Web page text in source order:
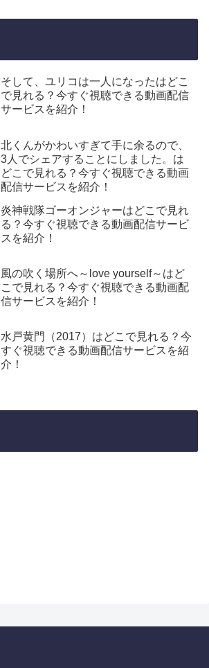
そして、ユリコは一人になったはどこ
で見れる？今すぐ視聴できる動画配信
サービスを紹介！
北くんがかわいすぎて手に余るので、
3人でシェアすることにしました。は
どこで見れる？今すぐ視聴できる動画
配信サービスを紹介！
炎神戦隊ゴーオンジャーはどこで見れ
る？今すぐ視聴できる動画配信サービ
スを紹介！
風の吹く場所へ～love yourself～はど
こで見れる？今すぐ視聴できる動画配
信サービスを紹介！
水戸黄門（2017）はどこで見れる？今
すぐ視聴できる動画配信サービスを紹
介！